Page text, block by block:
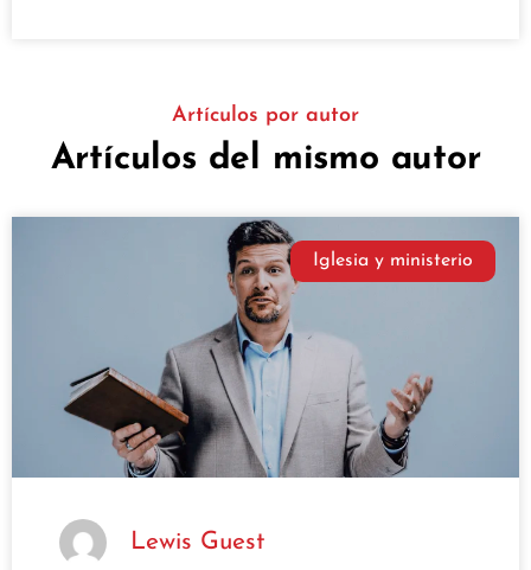
Artículos por autor
Artículos del mismo autor
Iglesia y ministerio
Lewis Guest